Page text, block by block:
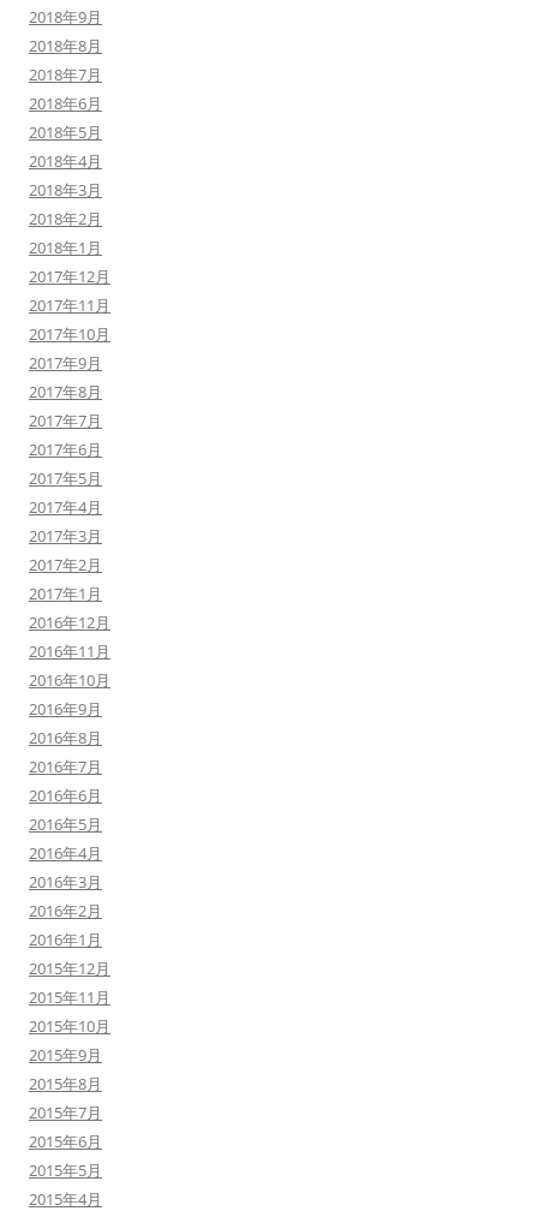
2018年9月
2018年8月
2018年7月
2018年6月
2018年5月
2018年4月
2018年3月
2018年2月
2018年1月
2017年12月
2017年11月
2017年10月
2017年9月
2017年8月
2017年7月
2017年6月
2017年5月
2017年4月
2017年3月
2017年2月
2017年1月
2016年12月
2016年11月
2016年10月
2016年9月
2016年8月
2016年7月
2016年6月
2016年5月
2016年4月
2016年3月
2016年2月
2016年1月
2015年12月
2015年11月
2015年10月
2015年9月
2015年8月
2015年7月
2015年6月
2015年5月
2015年4月